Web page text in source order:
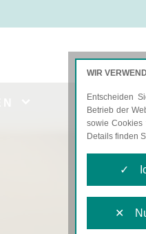
WIR
Entscheiden
Betrieb der
sowie Cookies
Details finden
✓
✕